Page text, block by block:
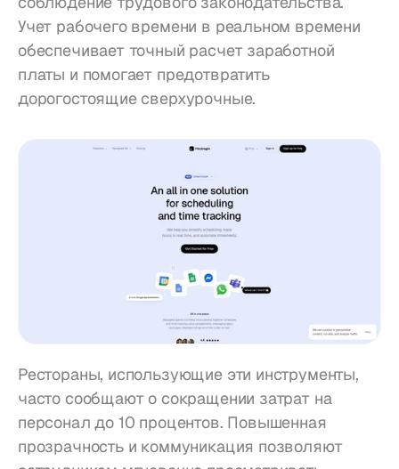
Учет рабочего времени в реальном времени
обеспечивает точный расчет заработной
платы и помогает предотвратить
дорогостоящие сверхурочные.
Рестораны, использующие эти инструменты,
часто сообщают о сокращении затрат на
персонал до 10 процентов. Повышенная
прозрачность и коммуникация позволяют